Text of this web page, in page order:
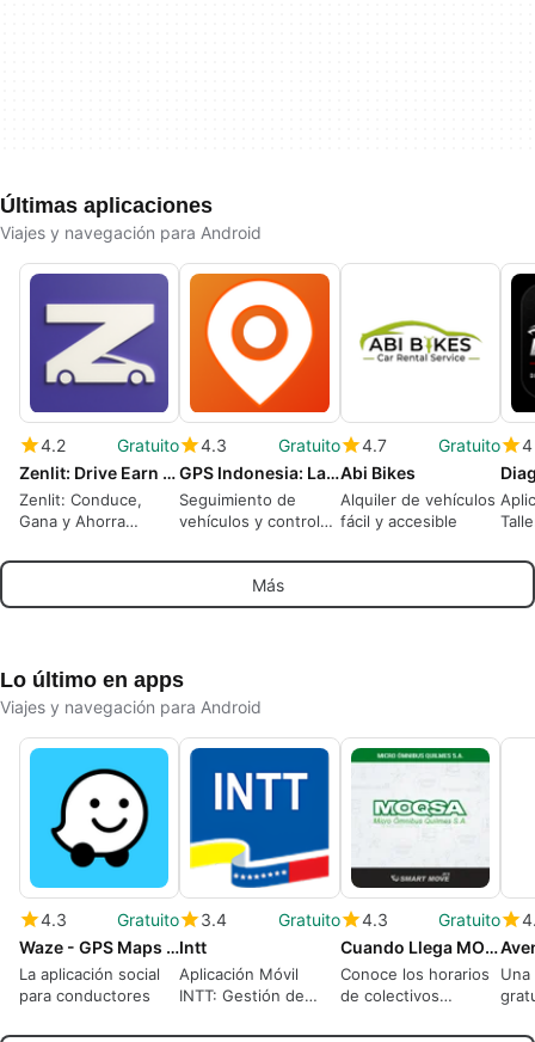
Últimas aplicaciones
Viajes y navegación para Android
4.2
Gratuito
Zenlit: Drive Earn and Save
Zenlit: Conduce,
Gana y Ahorra
conduciendo de
tokens
4.3
Gratuito
GPS Indonesia: Lacak Kendaraan
Seguimiento de
vehículos y control
empresas y
propietarios
indonesios
4.7
Gratuito
Abi Bikes
Alquiler de vehículos
fácil y accesible
4
Más
Lo último en apps
Viajes y navegación para Android
4.3
Gratuito
Waze - GPS Maps Traffic Alerts Live Navigation
La aplicación social
para conductores
3.4
Gratuito
Intt
Aplicación Móvil
INTT: Gestión de
4.3
Gratuito
Cuando Llega MOQSA
Conoce los horarios
de colectivos
Una